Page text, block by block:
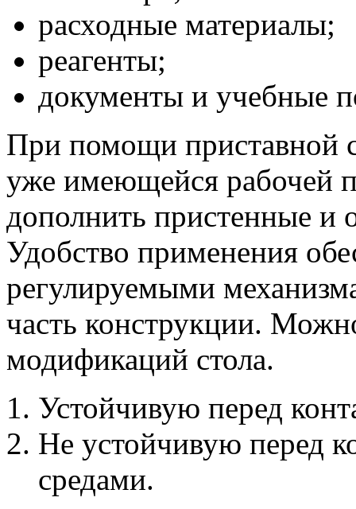
расходные материалы;
реагенты;
документы и учебные
При помощи приставной
уже имеющейся рабочей
дополнить пристенные и
Удобство применения
регулируемыми
часть конструкции.
модификаций стола.
Устойчивую перед
Не устойчивую перед
средами.